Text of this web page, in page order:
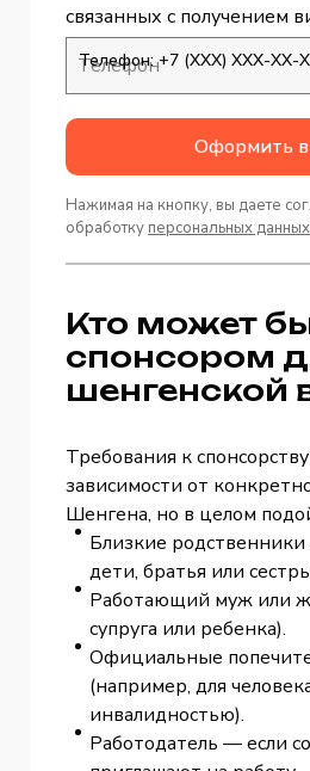
связанных с получением
Телефон: +7 (ХХХ) ХХХ-ХХ-
Оформить
Нажимая на кнопку, вы даете
обработку персональных данных
Кто может
спонсором
шенгенской
Требования к
зависимости от
Шенгена, но в целом
Близкие
дети, братья или
Работающий муж или
супруга или ребенка).
Официальные
(например, для
инвалидностью).
Работодатель — если